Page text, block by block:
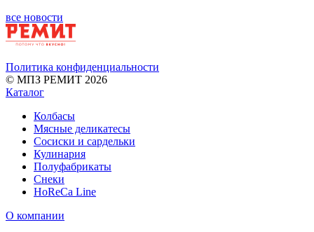
все новости
Политика конфиденциальности
© МПЗ РЕМИТ 2026
Каталог
Колбасы
Мясные деликатесы
Сосиски и сардельки
Кулинария
Полуфабрикаты
Снеки
HoReCa Line
О компании